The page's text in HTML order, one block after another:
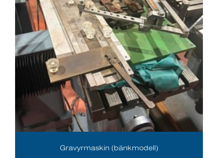
Gravyrmaskin (bänkmodell)